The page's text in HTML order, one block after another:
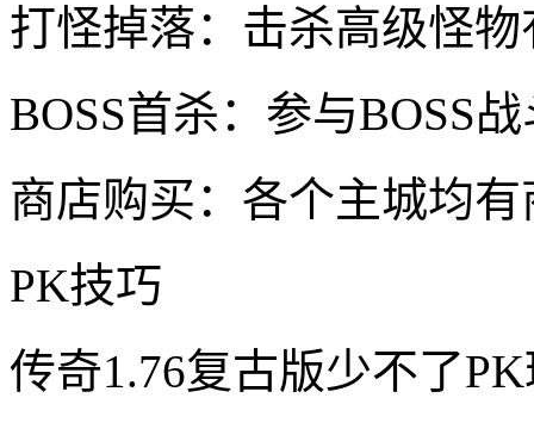
打怪掉落：击杀高级怪
BOSS首杀：参与BOSS
商店购买：各个主城均
PK技巧
传奇1.76复古版少不了